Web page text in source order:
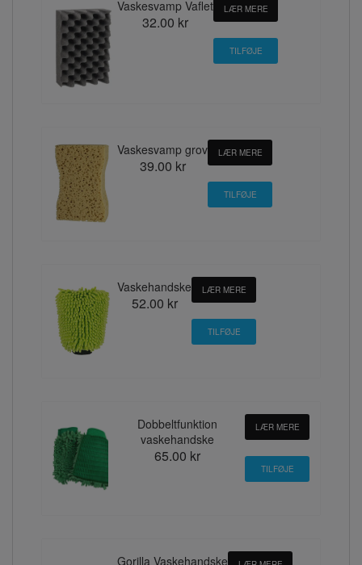
Vaskesvamp Vaflet
32.00 kr
LÆR MERE
Vaskesvamp grov
39.00 kr
LÆR MERE
Vaskehandske
52.00 kr
LÆR MERE
Dobbeltfunktion
vaskehandske
65.00 kr
LÆR MERE
Gorilla Vaskehandske